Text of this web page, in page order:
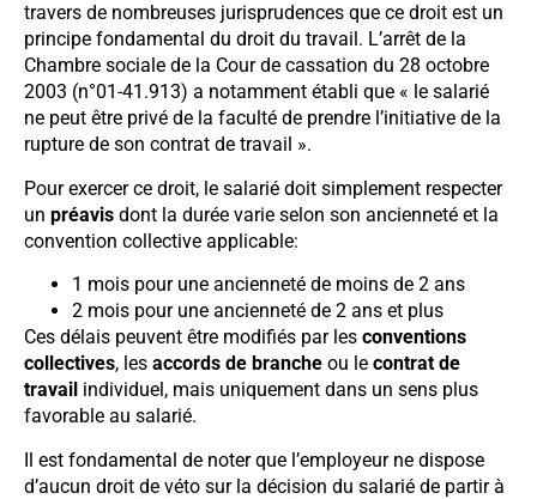
travers de nombreuses jurisprudences que ce droit est un
principe fondamental du droit du travail. L’arrêt de la
Chambre sociale de la Cour de cassation du 28 octobre
2003 (n°01-41.913) a notamment établi que « le salarié
ne peut être privé de la faculté de prendre l’initiative de la
rupture de son contrat de travail ».
Pour exercer ce droit, le salarié doit simplement respecter
un préavis dont la durée varie selon son ancienneté et la
convention collective applicable:
1 mois pour une ancienneté de moins de 2 ans
2 mois pour une ancienneté de 2 ans et plus
Ces délais peuvent être modifiés par les conventions
collectives, les accords de branche ou le contrat de
travail individuel, mais uniquement dans un sens plus
favorable au salarié.
Il est fondamental de noter que l’employeur ne dispose
d’aucun droit de véto sur la décision du salarié de partir à